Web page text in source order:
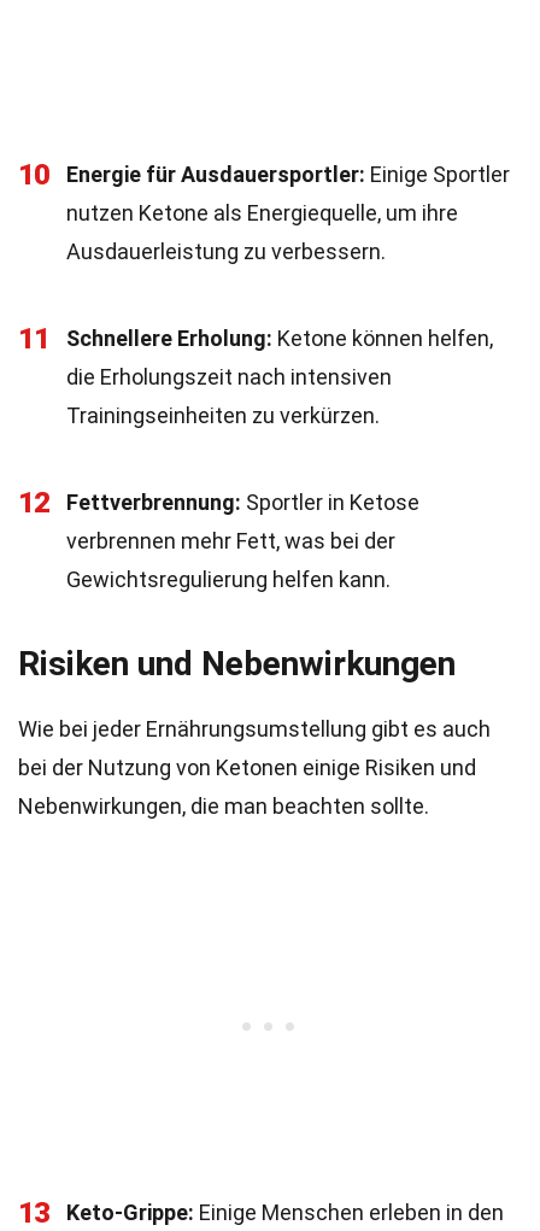
10 Energie für Ausdauersportler: Einige Sportler
nutzen Ketone als Energiequelle, um ihre
Ausdauerleistung zu verbessern.
11 Schnellere Erholung: Ketone können helfen,
die Erholungszeit nach intensiven
Trainingseinheiten zu verkürzen.
12 Fettverbrennung: Sportler in Ketose
verbrennen mehr Fett, was bei der
Gewichtsregulierung helfen kann.
Risiken und Nebenwirkungen
Wie bei jeder Ernährungsumstellung gibt es auch
bei der Nutzung von Ketonen einige Risiken und
Nebenwirkungen, die man beachten sollte.
13 Keto-Grippe: Einige Menschen erleben in den